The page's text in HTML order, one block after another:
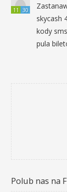
11 30
skycash
kody
pula
Polub nas na